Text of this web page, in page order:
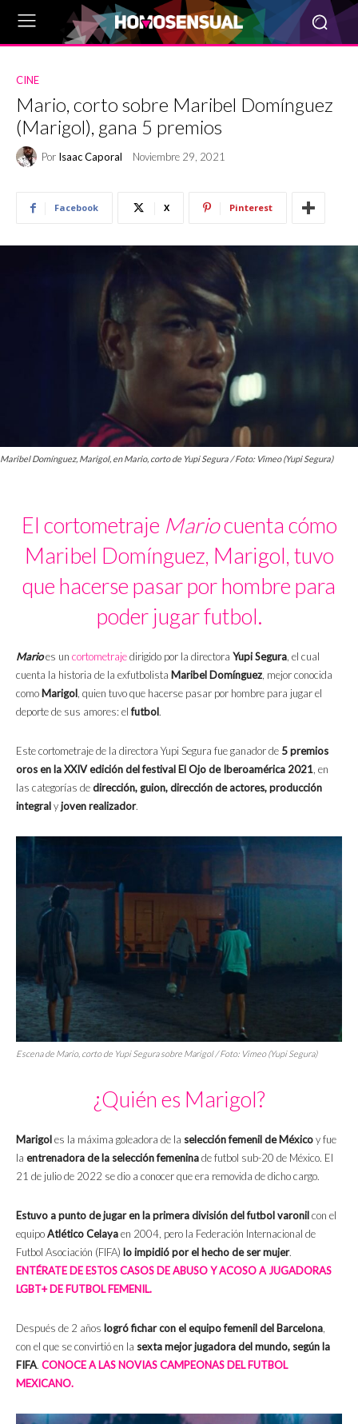
CINE
Mario, corto sobre Maribel Domínguez
(Marigol), gana 5 premios
Por Isaac Caporal Noviembre 29, 2021
Facebook X Pinterest
Maribel Domínguez, Marigol, en Mario, corto de Yupi Segura / Foto: Vimeo (Yupi Segura)
El cortometraje Mariocuenta cómo
Maribel Domínguez, Marigol, tuvo
que hacerse pasar por hombre para
poder jugar futbol.
Marioes un cortometrajedirigido por la directora Yupi Segura, el cual
cuenta la historia de la exfutbolista Maribel Domínguez, mejor conocida
como Marigol, quien tuvo que hacerse pasar por hombre para jugar el
deporte de sus amores: elfutbol.
Este cortometraje de la directora Yupi Segura fue ganador de 5 premios
oros en la XXIV edición del festival El Ojo de Iberoamérica 2021, en
las categorías dedirección, guion, dirección de actores, producción
integralyjoven realizador.
Escena de Mario, corto de Yupi Segura sobre Marigol / Foto: Vimeo (Yupi Segura)
¿Quién es Marigol?
Marigoles la máxima goleadora de la selección femenil de Méxicoy fue
la entrenadora de la selección femeninade futbol sub-20 de México. El
21 de julio de 2022 se dio a conocer que era removida de dicho cargo.
Estuvo a punto de jugar en la primera división del futbol varonilcon el
equipoAtlético Celayaen 2004, pero la Federación Internacional de
Futbol Asociación (FIFA) lo impidió por el hecho de ser mujer.
ENTÉRATE DE ESTOS CASOS DE ABUSO Y ACOSO A JUGADORAS
LGBT+ DE FUTBOL FEMENIL.
Después de 2 años logró fichar con el equipo femenil del Barcelona,
con el que se convirtió en la sexta mejor jugadora del mundo, según la
FIFA. CONOCE A LAS NOVIAS CAMPEONAS DEL FUTBOL
MEXICANO.